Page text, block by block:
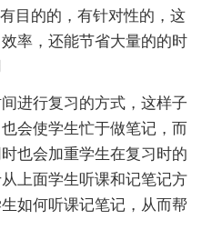
目的的，有针对性的，这
率，还能节省大量的的时
行复习的方式，这样子
会使学生忙于做笔记，而
也会加重学生在复习时的
上面学生听课和记笔记方
如何听课记笔记，从而帮